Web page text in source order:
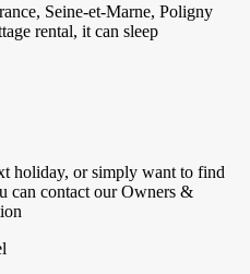
Seine-et-Marne, Poligny
rental, it can sleep
holiday, or simply want to find
can contact our Owners &